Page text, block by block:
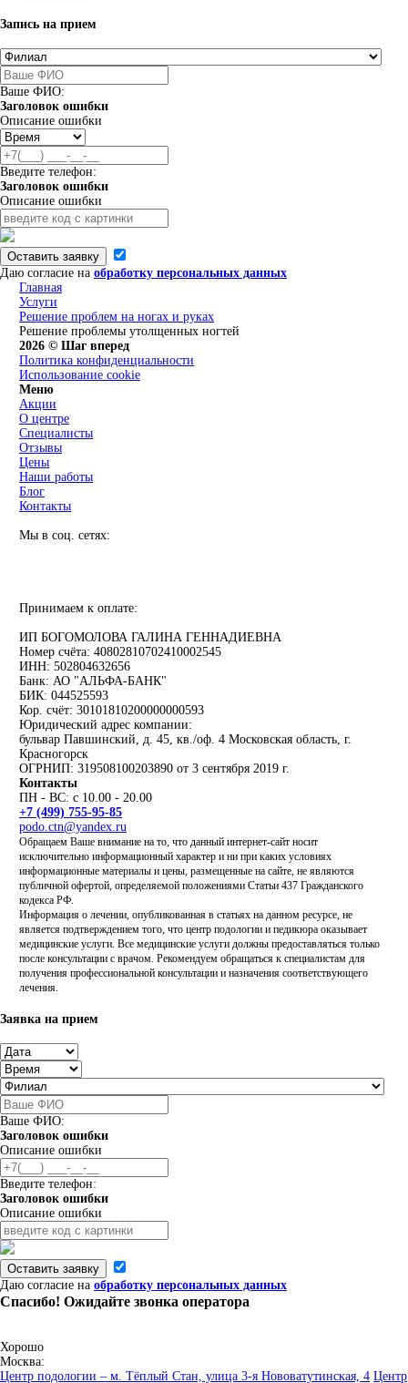
Запись на прием
Ваше ФИО:
Заголовок ошибки
Описание ошибки
Введите телефон:
Заголовок ошибки
Описание ошибки
Оставить заявку
Даю согласие на обработку персональных данных
Главная
Услуги
Решение проблем на ногах и руках
Решение проблемы утолщенных ногтей
2026 © Шаг вперед
Политика конфиденциальности
Использование cookie
Меню
Акции
О центре
Специалисты
Отзывы
Цены
Наши работы
Блог
Контакты
Мы в соц. сетях:
Принимаем к оплате:
ИП БОГОМОЛОВА ГАЛИНА ГЕННАДИЕВНА
Номер счёта: 40802810702410002545
ИНН: 502804632656
Банк: АО "АЛЬФА-БАНК"
БИК: 044525593
Кор. счёт: 30101810200000000593
Юридический адрес компании:
бульвар Павшинский, д. 45, кв./оф. 4 Московская область, г.
Красногорск
ОГРНИП: 319508100203890 от 3 сентября 2019 г.
Контакты
ПН - ВС: с 10.00 - 20.00
+7 (499) 755-95-85
podo.ctn@yandex.ru
Обращаем Ваше внимание на то, что данный интернет-сайт носит
исключительно информационный характер и ни при каких условиях
информационные материалы и цены, размещенные на сайте, не являются
публичной офертой, определяемой положениями Статьи 437 Гражданского
кодекса РФ.
Информация о лечении, опубликованная в статьях на данном ресурсе, не
является подтверждением того, что центр подологии и педикюра оказывает
медицинские услуги. Все медицинские услуги должны предоставляться только
после консультации с врачом. Рекомендуем обращаться к специалистам для
получения профессиональной консультации и назначения соответствующего
лечения.
Заявка на прием
Ваше ФИО:
Заголовок ошибки
Описание ошибки
Введите телефон:
Заголовок ошибки
Описание ошибки
Оставить заявку
Даю согласие на обработку персональных данных
Спасибо! Ожидайте звонка оператора
Хорошо
Москва:
Центр подологии – м. Тёплый Стан, улица 3-я Нововатутинская, 4 Центр